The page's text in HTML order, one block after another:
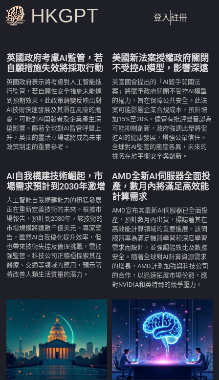
HKGPT 登入註冊
英國政府考慮AI監管，若
自願措施失效將採取行動
英國政府表示將考慮對人工智能進
行監管，若自願性安全措施未能達
到預期效果。此政策轉變反映出對
AI技術快速發展及其潛在風險的擔
憂，可能對AI開發者及企業產生深
遠影響。隨著全球對AI監管呼聲上
升，英國的靈活立場或將成為未來
政策制定的重要參考。
美國新法案授權政府關閉
不受控AI模型，影響深遠
美國國會提出的「AI殺手開關法
案」將賦予政府關閉不受控AI模型
的權力，旨在保障公共安全。此法
案可能影響企業合規成本，預計增
加15%至20%。儘管有批評聲音認為
可能抑制創新，政府強調此舉將促
進AI的健康發展，增強公眾信任。
全球對AI監管的態度各異，未來的
挑戰在於平衡安全與創新。
AI自我構建技術崛起，市
場需求預計到2030年激增
人工智能自我構建能力的迅猛發展
正在重新定義技術的未來。根據市
場報告，預計到2030年，該技術的
市場規模將達數千億美元。專家警
告，雖然AI自我優化提升效率，但
也帶來技術失控及倫理挑戰，需加
強監管。科技公司正積極探索其在
醫療、交通等領域的應用，預示著
將改善人類生活質量的潛力。
AMD全新AI伺服器全面投
產，數月內將滿足高效能
計算需求
AMD宣布其最新AI伺服器已全面投
產，預計數月內出貨，標誌著其在
高效能計算領域的重要進展。該伺
服器專為滿足機器學習和深度學習
需求而設計，並強調能效比及數據
安全。隨著全球對AI計算資源需求
的增長，AMD計劃加強與科技公司
的合作，以迅速拓展市場份額，應
對NVIDIA和英特爾的競爭壓力。